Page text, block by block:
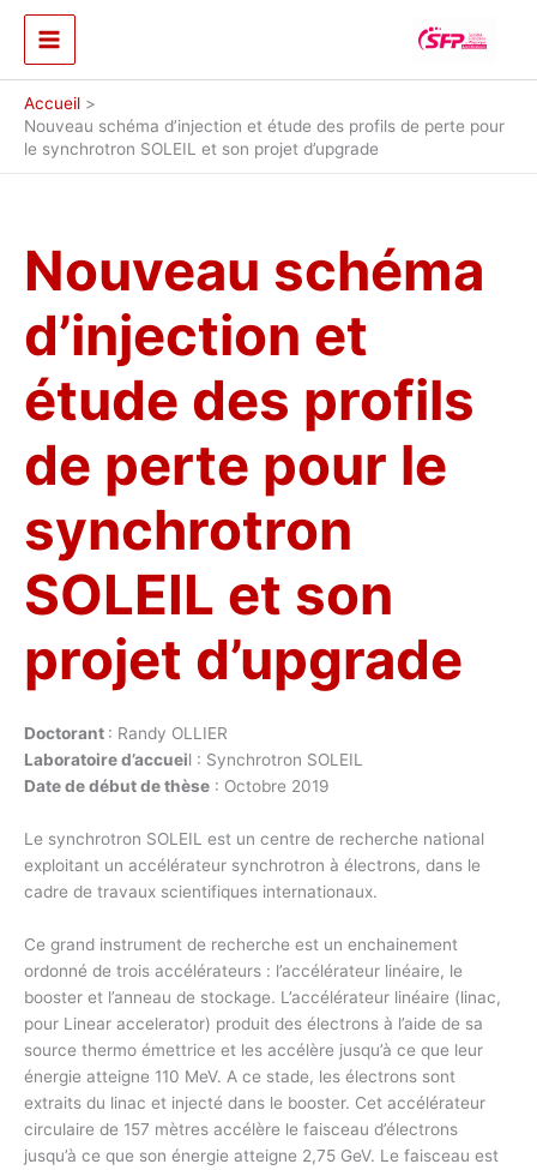
Aller
contenu
Accueil
Nouveau schéma d’injection et étude des profils de perte pour
le synchrotron SOLEIL et son projet d’upgrade
Nouveau schéma
d’injection et
étude des profils
de perte pour le
synchrotron
SOLEIL et son
projet d’upgrade
Doctorant : Randy OLLIER
Laboratoire d’accueil : Synchrotron SOLEIL
Date de début de thèse : Octobre 2019
Le synchrotron SOLEIL est un centre de recherche national
exploitant un accélérateur synchrotron à électrons, dans le
cadre de travaux scientifiques internationaux.
Ce grand instrument de recherche est un enchainement
ordonné de trois accélérateurs : l’accélérateur linéaire, le
booster et l’anneau de stockage. L’accélérateur linéaire (linac,
pour Linear accelerator) produit des électrons à l’aide de sa
source thermo émettrice et les accélère jusqu’à ce que leur
énergie atteigne 110 MeV. A ce stade, les électrons sont
extraits du linac et injecté dans le booster. Cet accélérateur
circulaire de 157 mètres accélère le faisceau d’électrons
jusqu’à ce que son énergie atteigne 2,75 GeV. Le faisceau est